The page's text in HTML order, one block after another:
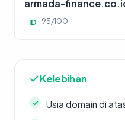
armada-
ID 95/100
Kelebihan
Usia domain di